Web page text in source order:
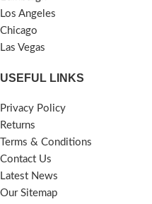
হিমালয়ান পিংক সল্টের বিস্ময়কর
কিছু স্বাস্থ্য উপকারিতাঃ
যদিও হিমালয় স্লট আর সাধারণ লবণ একই
উপাদান দিয়ে তৈরি তবুও হিমালয়ের ক্রিস্টাল
গঠন সাধারণ লবণের তুলনায় বড়। এর মানে
২। উচ্চ পরিমাণে খনিজঃ
হিমালয়ান সল্ট ৮০+ খনিজ নিয়ে গঠিত যা
Los Angeles
Chicago
Las Vegas
USEFUL LINKS
Privacy Policy
Returns
Terms & Conditions
Contact Us
Latest News
Our Sitemap